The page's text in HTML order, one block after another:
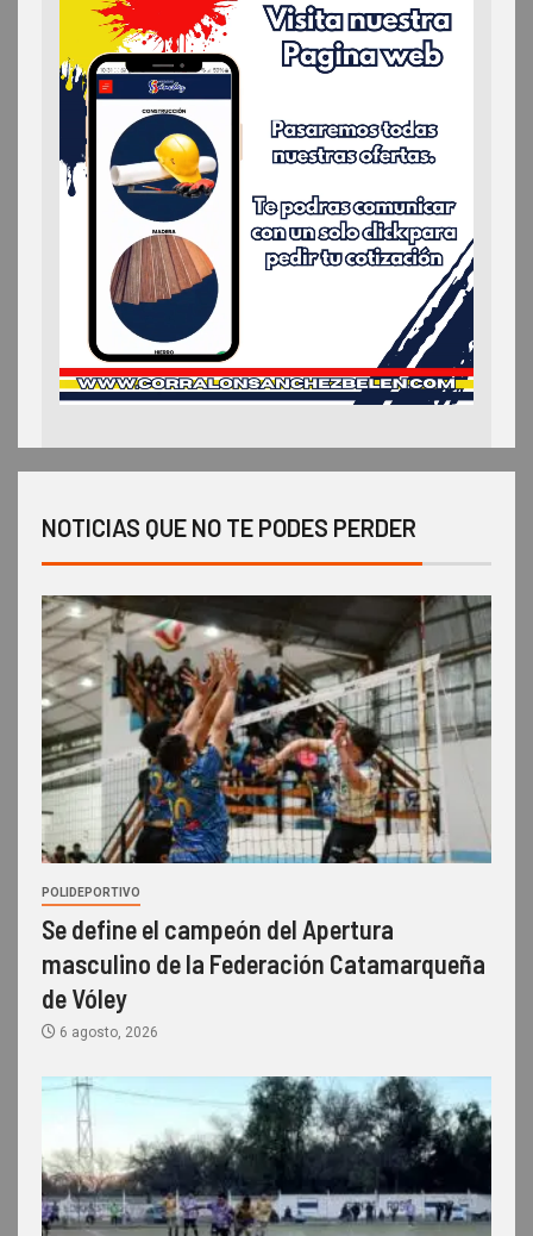
NOTICIAS QUE NO TE PODES PERDER
POLIDEPORTIVO
Se define el campeón del Apertura
masculino de la Federación Catamarqueña
de Vóley
6 agosto, 2026